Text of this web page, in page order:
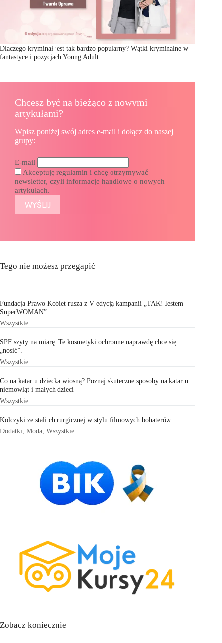
Dlaczego kryminał jest tak bardzo popularny? Wątki kryminalne w
fantastyce i pozycjach Young Adult.
Chcesz być na bieżąco z nowymi
artykułami?
Wpisz poniżej swój adres e-mail i dołącz do naszej
grupy:
E-mail
Akceptuję regulamin i chcę otrzymywać
newsletter, czyli informacje handlowe o nowych
artykułach.
Tego nie możesz przegapić
Fundacja Prawo Kobiet rusza z V edycją kampanii „TAK! Jestem
SuperWOMAN”
Wszystkie
SPF szyty na miarę. Te kosmetyki ochronne naprawdę chce się
„nosić”.
Wszystkie
Co na katar u dziecka wiosną? Poznaj skuteczne sposoby na katar u
niemowląt i małych dzieci
Wszystkie
Kolczyki ze stali chirurgicznej w stylu filmowych bohaterów
Dodatki Moda Wszystkie
Zobacz koniecznie